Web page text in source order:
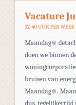
Vacature
32-40 UUR PER WEEK
Maandag®
doen we binnen
bruisen van
Maandag®.
dus,